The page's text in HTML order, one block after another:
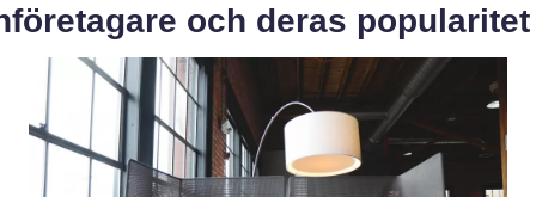
och deras popularitet